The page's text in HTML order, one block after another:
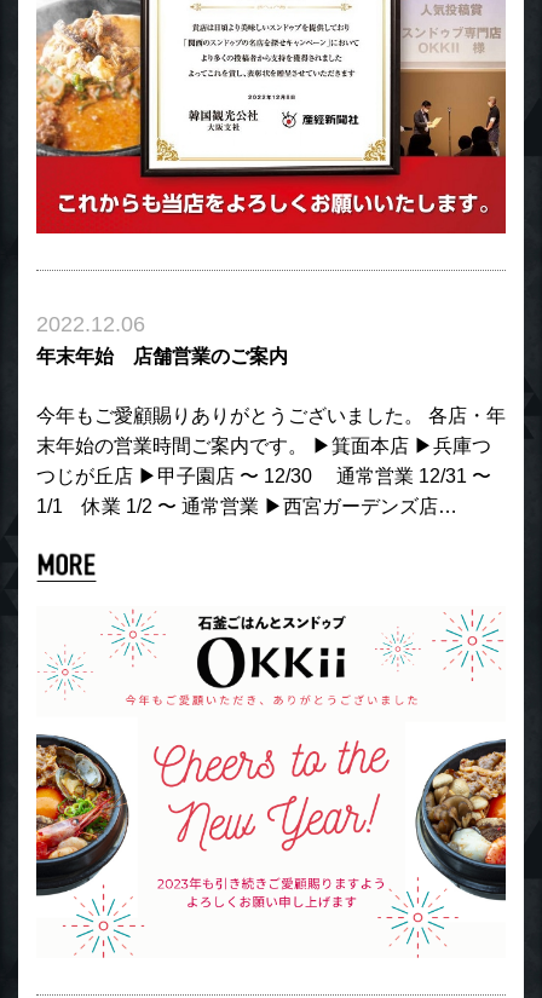
2022.12.06
年末年始 店舗営業のご案内
今年もご愛顧賜りありがとうございました。 各店・年
末年始の営業時間ご案内です。 ▶︎箕面本店 ▶︎兵庫つ
つじが丘店 ▶︎甲子園店 〜 12/30 通常営業 12/31 〜
1/1 休業 1/2 〜 通常営業 ▶︎西宮ガーデンズ店…